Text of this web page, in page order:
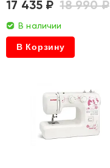
17 435 ₽ 18 990 ₽
В наличии
В Корзину